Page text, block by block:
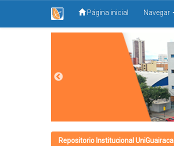
Página inicial Navegar
Repositorio Institucional UniGuairaca